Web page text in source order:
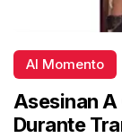
Al Momento
Asesinan A
Durante